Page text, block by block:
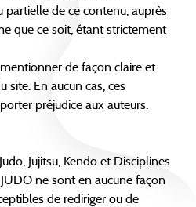
de ce contenu, auprès
que ce soit, étant strictement
de façon claire et
site. En aucun cas, ces
préjudice aux auteurs.
Jujitsu, Kendo et Disciplines
ne sont en aucune façon
de rediriger ou de